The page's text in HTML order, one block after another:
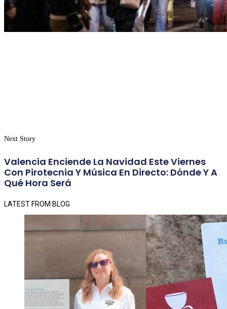
Next Story
Valencia Enciende La Navidad Este Viernes
Con Pirotecnia Y Música En Directo: Dónde Y A
Qué Hora Será
LATEST FROM BLOG